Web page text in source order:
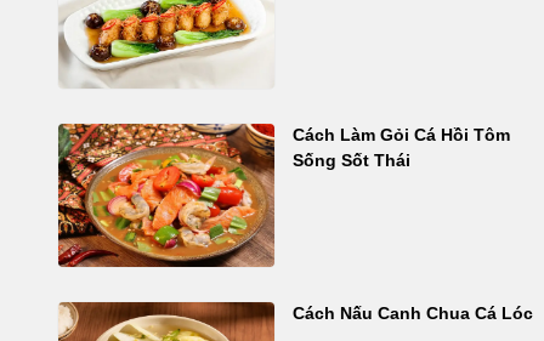
Cách Làm Gỏi Cá Hồi Tôm
Sống Sốt Thái
Cách Nấu Canh Chua Cá Lóc